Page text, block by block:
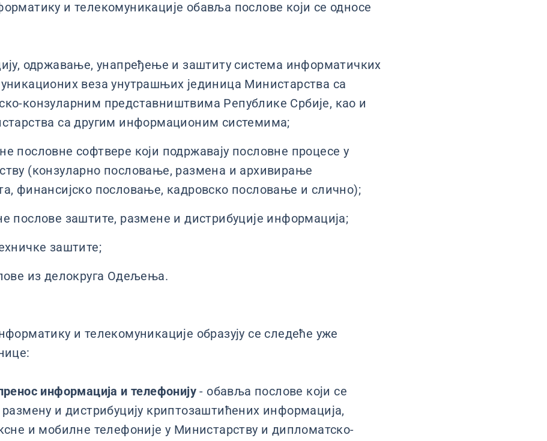
и телекомуникације обавља послове који се односе
одржавање, унапређење и заштиту система информатичких
веза унутрашњих јединица Министарства са
конзуларним представништвима Републике Србије, као и
са другим информационим системима;
пословне софтвере који подржавају пословне процесе у
(конзуларно пословање, размена и архивирање
финансијско пословање, кадровско пословање и слично);
послове заштите, размене и дистрибуције информација;
заштите;
из делокруга Одељења.
и телекомуникације образују се следеће уже
информација и телефонију - обавља послове који се
и дистрибуцију криптозаштићених информација,
и мобилне телефоније у Министарству и дипломатско-